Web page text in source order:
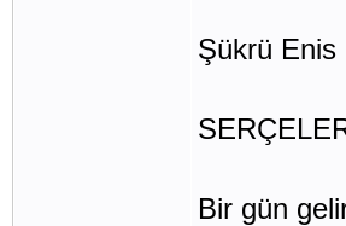
Şükrü Enis
Bir gün